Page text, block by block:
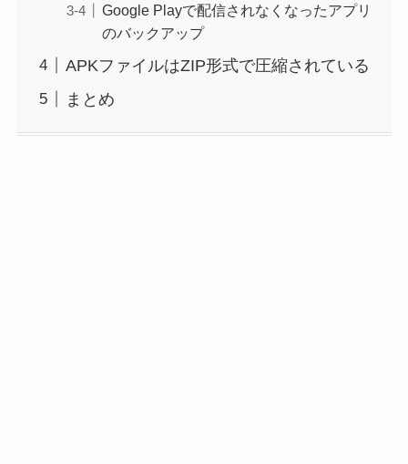
Google Playで配信されなくなったアプリ
のバックアップ
APKファイルはZIP形式で圧縮されている
まとめ